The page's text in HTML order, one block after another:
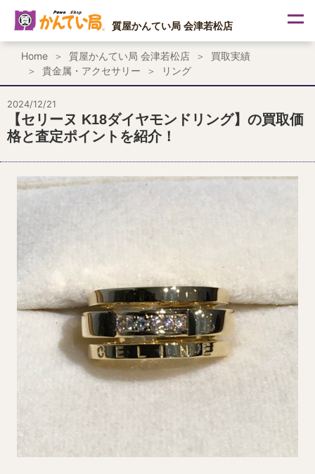
ス
プ
質屋かんてい局 会津若松店
Home 質屋かんてい局 会津若松店
買取実績
貴金属・アクセサリー
リング
2024/12/21
【セリーヌ K18ダイヤモンドリング】の買取価
格と査定ポイントを紹介！